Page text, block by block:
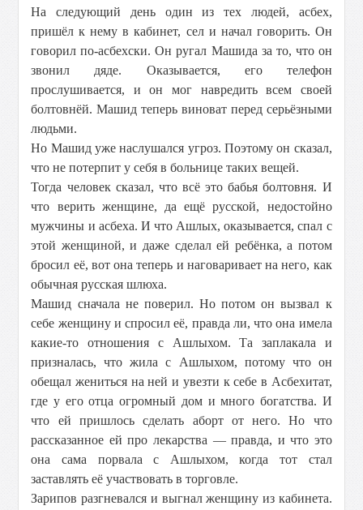
На следующий день один из тех людей, асбех,
пришёл к нему в кабинет, сел и начал говорить. Он
говорил по-асбехски. Он ругал Машида за то, что он
звонил дяде. Оказывается, его телефон
прослушивается, и он мог навредить всем своей
болтовнёй. Машид теперь виноват перед серьёзными
людьми.
Но Машид уже наслушался угроз. Поэтому он сказал,
что не потерпит у себя в больнице таких вещей.
Тогда человек сказал, что всё это бабья болтовня. И
что верить женщине, да ещё русской, недостойно
мужчины и асбеха. И что Ашлых, оказывается, спал с
этой женщиной, и даже сделал ей ребёнка, а потом
бросил её, вот она теперь и наговаривает на него, как
обычная русская шлюха.
Машид сначала не поверил. Но потом он вызвал к
себе женщину и спросил её, правда ли, что она имела
какие-то отношения с Ашлыхом. Та заплакала и
призналась, что жила с Ашлыхом, потому что он
обещал жениться на ней и увезти к себе в Асбехитат,
где у его отца огромный дом и много богатства. И
что ей пришлось сделать аборт от него. Но что
рассказанное ей про лекарства — правда, и что это
она сама порвала с Ашлыхом, когда тот стал
заставлять её участвовать в торговле.
Зарипов разгневался и выгнал женщину из кабинета.